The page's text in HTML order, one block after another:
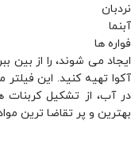
نردبان
آبنما
فواره ها
ایجاد می شوند، را از بین
آکوا تهیه کنید. این
در آب، از تشکیل کربنات
بهترین و پر تقاضا ترین